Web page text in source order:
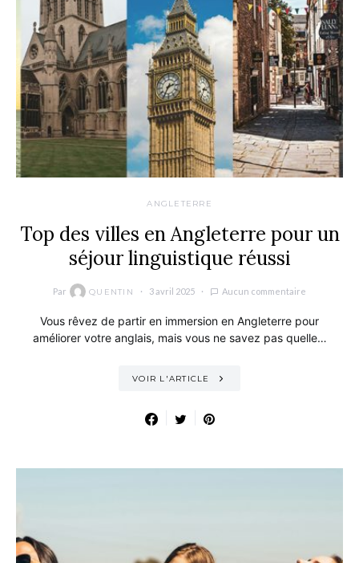
ANGLETERRE
Top des villes en Angleterre pour un
séjour linguistique réussi
Par QUENTIN 3 avril 2025 Aucun commentaire
Vous rêvez de partir en immersion en Angleterre pour
améliorer votre anglais, mais vous ne savez pas quelle…
VOIR L'ARTICLE